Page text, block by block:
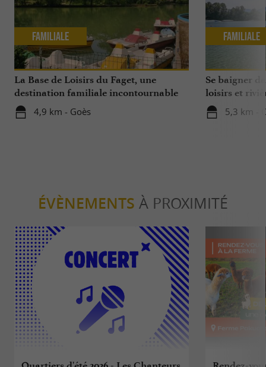
La Base de Loisirs du Faget, une
destination familiale incontournable
dans le Béarn
4,9 km - Goès
Familiale
Se baigner
loisirs et
5,3 km -
Familiale
ÉVÈNEMENTS À PROXIMITÉ